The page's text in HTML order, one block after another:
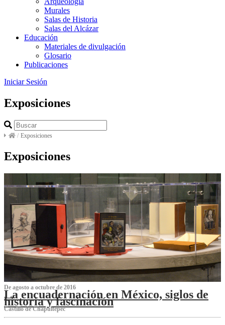
Murales
Salas de Historia
Salas del Alcázar
Educación
Materiales de divulgación
Glosario
Publicaciones
Iniciar Sesión
Exposiciones
/ Exposiciones
Exposiciones
De agosto a octubre de 2016
La encuadernación en México, siglos de
historia y fascinación
Castillo de Chapultepec